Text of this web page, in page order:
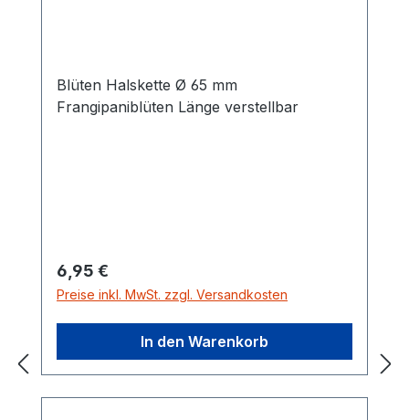
Blüten Halskette Ø 65 mm
Frangipaniblüten Länge verstellbar
Regulärer Preis:
6,95 €
Preise inkl. MwSt. zzgl. Versandkosten
In den Warenkorb